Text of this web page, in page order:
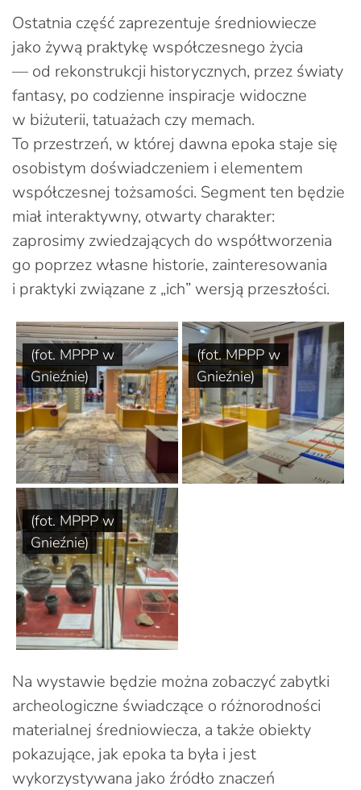
Ostatnia część zaprezentuje średniowiecze
jako żywą praktykę współczesnego życia
— od rekonstrukcji historycznych, przez światy
fantasy, po codzienne inspiracje widoczne
w biżuterii, tatuażach czy memach.
To przestrzeń, w której dawna epoka staje się
osobistym doświadczeniem i elementem
współczesnej tożsamości. Segment ten będzie
miał interaktywny, otwarty charakter:
zaprosimy zwiedzających do współtworzenia
go poprzez własne historie, zainteresowania
i praktyki związane z „ich” wersją przeszłości.
(fot. MPPP w
Gnieźnie)
(fot. MPPP w
Gnieźnie)
(fot. MPPP w
Gnieźnie)
Na wystawie będzie można zobaczyć zabytki
archeologiczne świadczące o różnorodności
materialnej średniowiecza, a także obiekty
pokazujące, jak epoka ta była i jest
wykorzystywana jako źródło znaczeń